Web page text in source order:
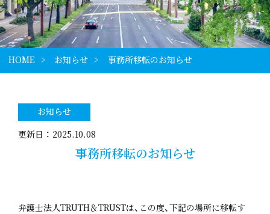
HOME お知らせ 事務所移転のお知らせ
お知らせ
更新日 ： 2025.10.08
事務所移転のお知らせ
弁護士法人TRUTH＆TRUSTは、この度、下記の場所に移転す